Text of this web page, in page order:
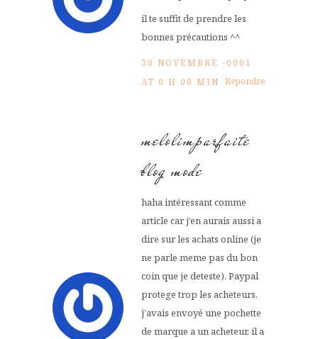
il te suffit de prendre les
bonnes précautions ^^
30 NOVEMBRE -0001
AT 0 H 00 MIN Répondre
melolimparfaite
blog mode
haha intéressant comme
article car j’en aurais aussi a
dire sur les achats online (je
ne parle meme pas du bon
coin que je deteste). Paypal
protege trop les acheteurs,
j’avais envoyé une pochette
de marque a un acheteur, il a